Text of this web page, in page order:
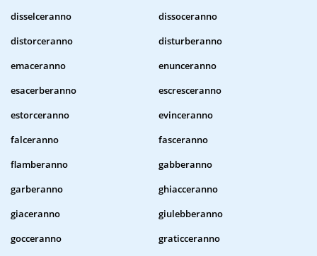
disselceranno
dissoceranno
distorceranno
disturberanno
emaceranno
enunceranno
esacerberanno
escresceranno
estorceranno
evinceranno
falceranno
fasceranno
flamberanno
gabberanno
garberanno
ghiacceranno
giaceranno
giulebberanno
gocceranno
graticceranno